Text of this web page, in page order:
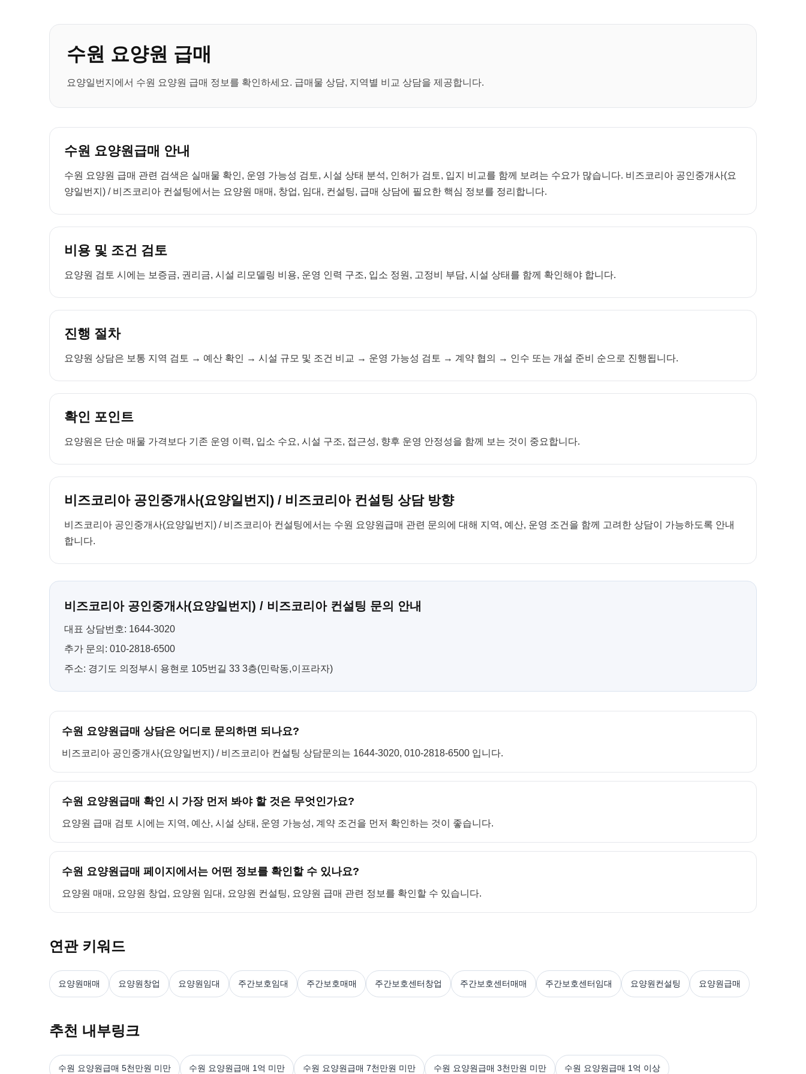
수원 요양원 급매
요양일번지에서 수원 요양원 급매 정보를 확인하세요. 급매물 상담, 지역별 비교 상담을 제공합니다.
수원 요양원급매 안내
수원 요양원 급매 관련 검색은 실매물 확인, 운영 가능성 검토, 시설 상태 분석, 인허가 검토, 입지 비교를 함께 보려는 수요가 많습니다. 비즈코리아 공인중개사(요
양일번지) / 비즈코리아 컨설팅에서는 요양원 매매, 창업, 임대, 컨설팅, 급매 상담에 필요한 핵심 정보를 정리합니다.
비용 및 조건 검토
요양원 검토 시에는 보증금, 권리금, 시설 리모델링 비용, 운영 인력 구조, 입소 정원, 고정비 부담, 시설 상태를 함께 확인해야 합니다.
진행 절차
요양원 상담은 보통 지역 검토 → 예산 확인 → 시설 규모 및 조건 비교 → 운영 가능성 검토 → 계약 협의 → 인수 또는 개설 준비 순으로 진행됩니다.
확인 포인트
요양원은 단순 매물 가격보다 기존 운영 이력, 입소 수요, 시설 구조, 접근성, 향후 운영 안정성을 함께 보는 것이 중요합니다.
비즈코리아 공인중개사(요양일번지) / 비즈코리아 컨설팅 상담 방향
비즈코리아 공인중개사(요양일번지) / 비즈코리아 컨설팅에서는 수원 요양원급매 관련 문의에 대해 지역, 예산, 운영 조건을 함께 고려한 상담이 가능하도록 안내
합니다.
비즈코리아 공인중개사(요양일번지) / 비즈코리아 컨설팅 문의 안내
대표 상담번호: 1644-3020
추가 문의: 010-2818-6500
주소: 경기도 의정부시 용현로 105번길 33 3층(민락동,이프라자)
수원 요양원급매 상담은 어디로 문의하면 되나요?
비즈코리아 공인중개사(요양일번지) / 비즈코리아 컨설팅 상담문의는 1644-3020, 010-2818-6500 입니다.
수원 요양원급매 확인 시 가장 먼저 봐야 할 것은 무엇인가요?
요양원 급매 검토 시에는 지역, 예산, 시설 상태, 운영 가능성, 계약 조건을 먼저 확인하는 것이 좋습니다.
수원 요양원급매 페이지에서는 어떤 정보를 확인할 수 있나요?
요양원 매매, 요양원 창업, 요양원 임대, 요양원 컨설팅, 요양원 급매 관련 정보를 확인할 수 있습니다.
연관 키워드
요양원매매 요양원창업 요양원임대 주간보호임대 주간보호매매 주간보호센터창업 주간보호센터매매 주간보호센터임대 요양원컨설팅 요양원급매
추천 내부링크
수원 요양원급매 5천만원 미만 수원 요양원급매 1억 미만 수원 요양원급매 7천만원 미만 수원 요양원급매 3천만원 미만 수원 요양원급매 1억 이상